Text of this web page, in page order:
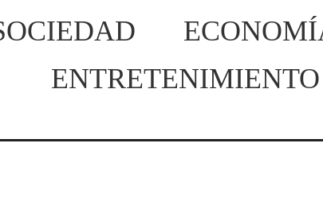
ENTRETENIMIENTO